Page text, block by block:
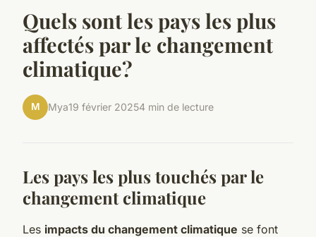
Quels sont les pays les plus
affectés par le changement
climatique?
M Mya19 février 20254 min de lecture
Les pays les plus touchés par le
changement climatique
Les impacts du changement climatique se font